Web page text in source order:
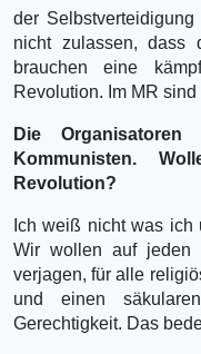
der
nicht zulassen, dass
brauchen eine
Revolution. Im MR
Die
Kommunisten.
Revolution?
Ich weiß nicht was ich
Wir wollen auf jeden
verjagen, für alle
und einen
Gerechtigkeit. Das